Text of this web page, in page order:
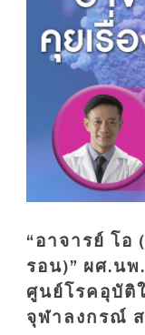
“อาจารย์ โอ
รอน)” ผศ.น
ศูนย์โรคอุบัติ
จุฬาลงกรณ์